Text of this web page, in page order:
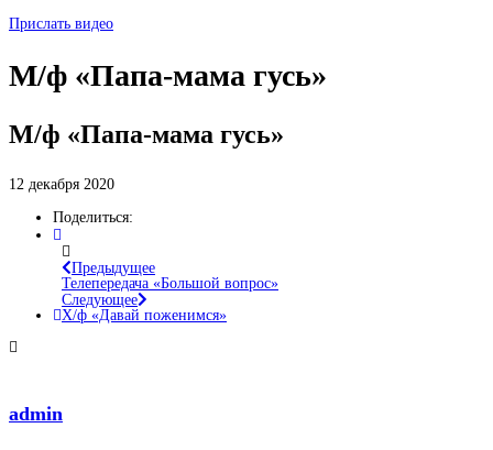
Прислать видео
М/ф «Папа-мама гусь»
М/ф «Папа-мама гусь»
12 декабря 2020
Поделиться:
Предыдущее
Телепередача «Большой вопрос»
Следующее
Х/ф «Давай поженимся»
admin